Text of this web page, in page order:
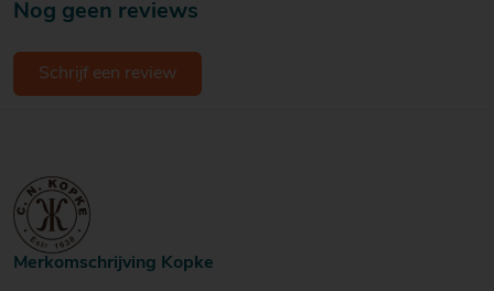
Nog geen reviews
Schrijf een review
Merkomschrijving Kopke